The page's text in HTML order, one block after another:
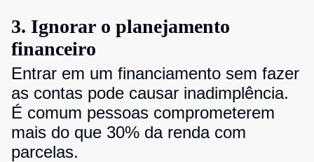
3. Ignorar o planejamento
financeiro
Entrar em um financiamento sem fazer
as contas pode causar inadimplência.
É comum pessoas comprometerem
mais do que 30% da renda com
parcelas.